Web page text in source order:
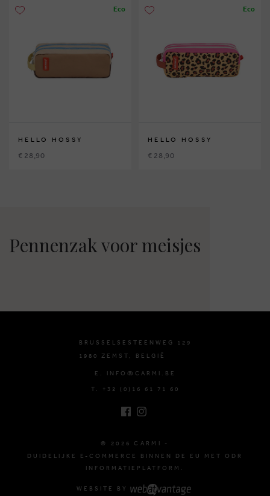
Eco
HELLO HOSSY
€ 28,90
Eco
HELLO HOSSY
€ 28,90
Pennenzak voor meisjes
BRUSSELSESTEENWEG 129
1980 ZEMST, BELGIË
E. INFO@CARMI.BE
T. +32 (0)16 61 71 60
© 2026 CARMI -
DUIDELIJKE E-COMMERCE BINNEN DE EU MET ODR
INFORMATIEPLATFORM.
WEBSITE BY